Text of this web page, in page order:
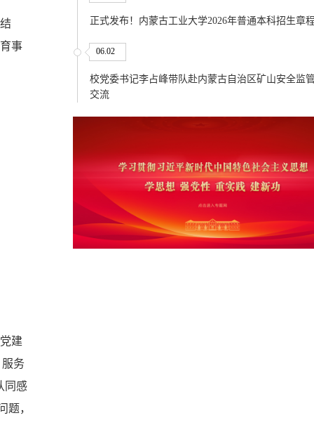
事
建
服务
同感
题，
正式发布！内蒙古工业大学2026年普通本科招生章
06.02
校党委书记李占峰带队赴内蒙古自治区矿山安全监
交流